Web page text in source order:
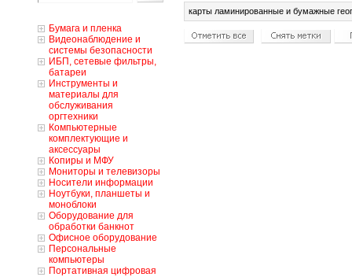
Бумага и пленка
Видеонаблюдение и
системы безопасности
ИБП, сетевые фильтры,
батареи
Инструменты и
материалы для
обслуживания
оргтехники
Компьютерные
комплектующие и
аксессуары
Копиры и МФУ
Мониторы и телевизоры
Носители информации
Ноутбуки, планшеты и
моноблоки
Оборудование для
обработки банкнот
Офисное оборудование
Персональные
компьютеры
Портативная цифровая
карты ламинированные и бумажные